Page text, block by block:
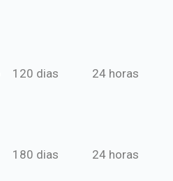
120 dias 24 horas
180 dias 24 horas